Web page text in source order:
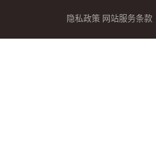
隐私政策 网站服务条款